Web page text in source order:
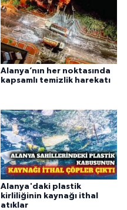
Alanya’nın her noktasında
kapsamlı temizlik harekatı
Alanya'daki plastik
kirliliğinin kaynağı ithal
atıklar